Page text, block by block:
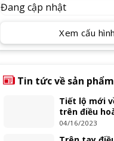
Đang cập nhật
Xem cấu
Tin tức về sản phẩm
Tiết lộ mới
trên điều
04/16/2023